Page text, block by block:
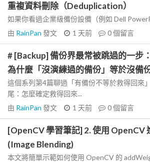
重複資料刪除（Deduplication）
如果你看過企業級備份設備（例如 Dell
由 RainPan 發文 1 天前 0個留言
# [Backup] 備份界最常被跳過的一步
為什麼「沒演練過的備份」等於沒備
這個系列第4篇聊過「有備份不等於救得回來
尾：怎麼確定救得回來...
由 RainPan 發文 1 天前 0個留言
[OpenCV 學習筆記] 2. 使用 OpenCV
(Image Blending)
本文將簡單示範如何使用 OpenCV 的